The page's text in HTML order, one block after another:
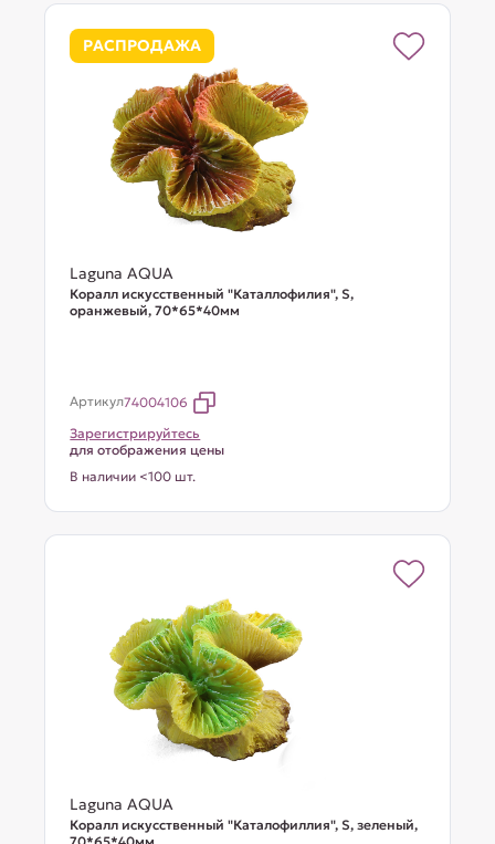
РАСПРОДАЖА
Laguna AQUA
Коралл искусственный "Каталлофилия", S,
оранжевый, 70*65*40мм
Артикул74004106
Зарегистрируйтесь
для отображения цены
В наличии <100 шт.
Laguna AQUA
Коралл искусственный "Каталофиллия", S, зеленый,